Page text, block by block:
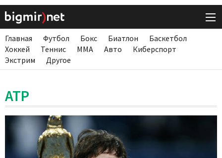
Главная Футбол Бокс Биатлон
Баскетбол
Хоккей
Теннис ММА Авто
Киберспорт
Экстрим
Другое
ATP